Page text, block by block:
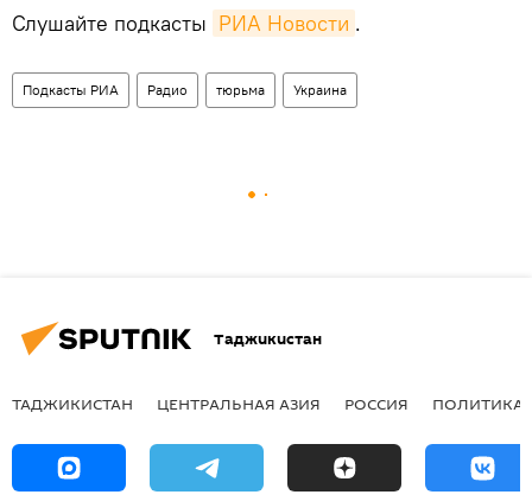
Слушайте подкасты РИА Новости .
Подкасты РИА Радио тюрьма Украина
Таджикистан
ТАДЖИКИСТАН ЦЕНТРАЛЬНАЯ АЗИЯ РОССИЯ ПОЛИТИКА